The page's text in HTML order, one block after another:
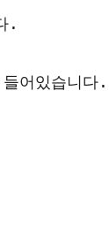
.
어있습니다.